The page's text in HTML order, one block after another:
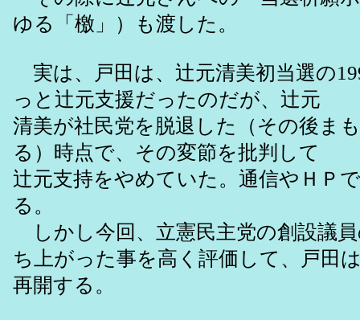
ゆる「檄」）も渡した。
実は、戸田は、辻元清美初当選の
っと辻元支援だったのだが、辻元
清美が社民党を脱退した（その後ま
る）時点で、その変節を批判して
辻元支持をやめていた。通信やＨＰ
る。
しかし今回、立憲民主党の創設議
ち上がった事を高く評価して、戸田
再開する。